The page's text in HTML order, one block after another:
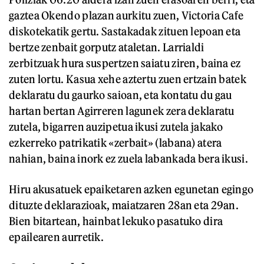
gaztea Okendo plazan aurkitu zuen, Victoria Cafe
diskotekatik gertu. Sastakadak zituen lepoan eta
bertze zenbait gorputz ataletan. Larrialdi
zerbitzuak hura suspertzen saiatu ziren, baina ez
zuten lortu. Kasua xehe aztertu zuen ertzain batek
deklaratu du gaurko saioan, eta kontatu du gau
hartan bertan Agirreren lagunek zera deklaratu
zutela, bigarren auzipetua ikusi zutela jakako
ezkerreko patrikatik «zerbait» (labana) atera
nahian, baina inork ez zuela labankada bera ikusi.
Hiru akusatuek epaiketaren azken egunetan egingo
dituzte deklarazioak, maiatzaren 28an eta 29an.
Bien bitartean, hainbat lekuko pasatuko dira
epailearen aurretik.